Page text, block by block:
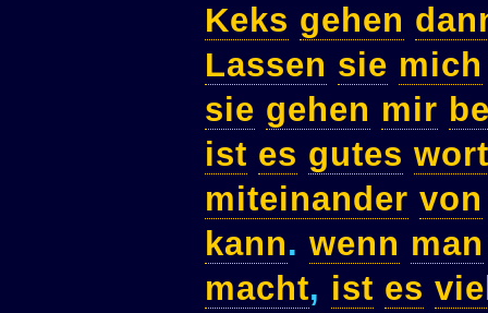
Keks gehen
Lassen sie mich
sie gehen mir
ist es gutes wort
miteinander von
kann. wenn man
macht, ist es